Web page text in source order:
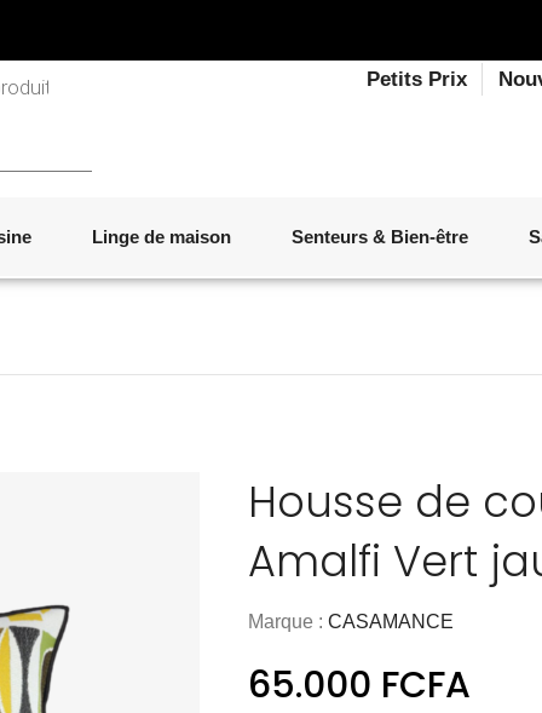
Petits Prix
Nos meubles
D'appoint
DÉCOUVRIR
Les vases
de sol
DÉCOUVRIR
OBJETS DÉCORATIFS
Espace
verrerie
VAISSELLE
L'essentiel
cuisine
DÉCOUVRIR
ÉLECTROMÉNAGER
ACCESSOIRES
Linge de maison
housses
de couette
Senteurs & Bien-être
BAOBAB COLLECTION
Les sprays
d'ambiance
SENTEURS D'INTÉRIEUR
BIEN-ÊTRE
Espace
bien-être
DÉCOUVRIR
UTILITAIRES
essentiels
outdoor
DÉCOUVRIR
LUMINAIRE OUTDOOR
PAPETERIE
Nos cartes
de voeux
ART & CULTURE
Housse de
Amalfi Vert
Marque :CASAMANCE
65.000 FCFA